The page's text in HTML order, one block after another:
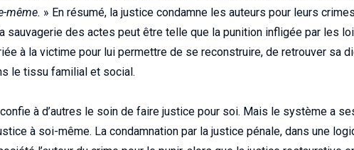
même. » En résumé, la justice condamne les auteurs pour leurs
sauvagerie des actes peut être telle que la punition infligée par les
à la victime pour lui permettre de se reconstruire, de retrouver sa
le tissu familial et social.
à d’autres le soin de faire justice pour soi. Mais le système a
à soi-même. La condamnation par la justice pénale, dans une